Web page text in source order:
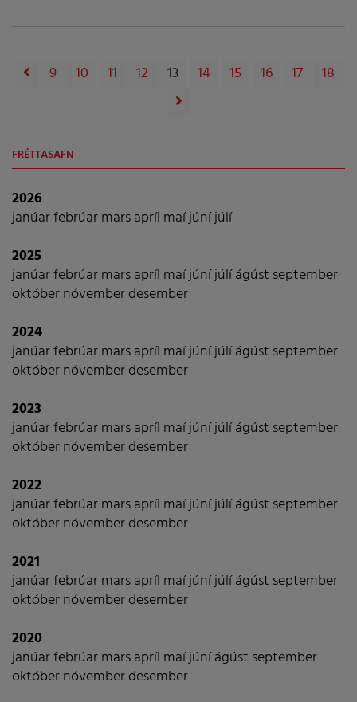
9 10 11 12 13 14 15 16 17 18
FRÉTTASAFN
2026
janúarfebrúarmarsapríl maíjúníjúlí
2025
janúarfebrúarmarsapríl maíjúníjúlíágúst september
októbernóvemberdesember
2024
janúarfebrúarmarsapríl maíjúníjúlíágúst september
októbernóvemberdesember
2023
janúarfebrúarmarsapríl maíjúníjúlíágúst september
októbernóvemberdesember
2022
janúarfebrúarmarsapríl maíjúníjúlíágúst september
októbernóvemberdesember
2021
janúarfebrúarmarsapríl maíjúníjúlíágúst september
októbernóvemberdesember
2020
janúarfebrúarmarsapríl maíjúníágúst september
októbernóvemberdesember